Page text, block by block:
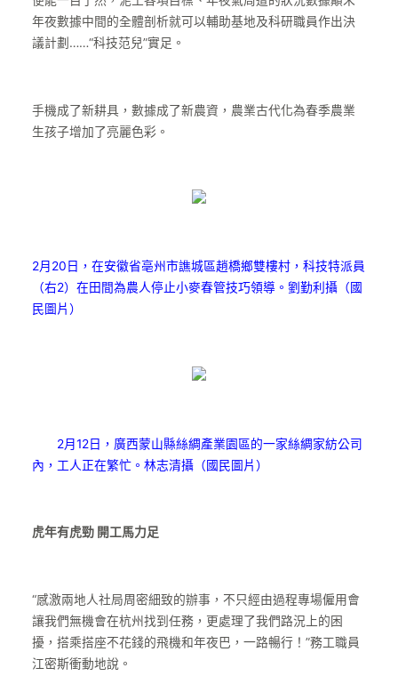
年夜數據中間的全體剖析就可以輔助基地及科研職員作出決
議計劃……“科技范兒”實足。
手機成了新耕具，數據成了新農資，農業古代化為春季農業
生孩子增加了亮麗色彩。
2月20日，在安徽省亳州市譙城區趙橋鄉雙樓村，科技特派員
（右2）在田間為農人停止小麥春管技巧領導。劉勤利攝（國
民圖片）
2月12日，廣西蒙山縣絲綢產業園區的一家絲綢家紡公司
內，工人正在繁忙。林志清攝（國民圖片）
虎年有虎勁 開工馬力足
“感激兩地人社局周密細致的辦事，不只經由過程專場僱用會
讓我們無機會在杭州找到任務，更處理了我們路況上的困
擾，搭乘搭座不花錢的飛機和年夜巴，一路暢行！”務工職員
江密斯衝動地說。